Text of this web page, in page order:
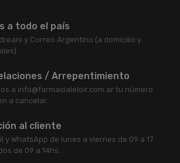
a todo el país
y Correo Argentino (a domicilio y
/ Arrepentimiento
a info@farmacialeloir.com.ar tu número
a cancelar.
al cliente
y WhatsApp de lunes a viernes de 09 a 17
de 09 a 14hs.